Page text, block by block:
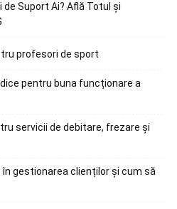
de Suport Ai? Află Totul și
profesori de sport
pentru buna funcționare a
servicii de debitare, frezare și
gestionarea clienților și cum să